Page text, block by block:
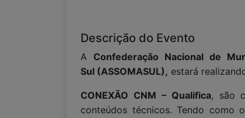
Descrição do Evento
A Confederação Nacional de
Sul (ASSOMASUL), estará
CONEXÃO CNM – Qualifica, são
conteúdos técnicos. Tendo como